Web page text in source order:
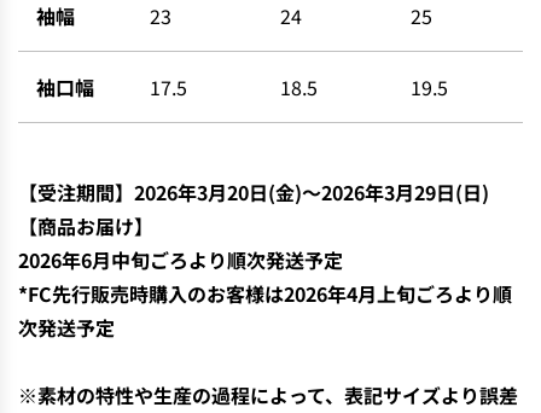
袖幅 23 24 25
袖口幅 17.5 18.5 19.5
【受注期間】2026年3月20日(金)〜2026年3月29日(日)
【商品お届け】
2026年6月中旬ごろより順次発送予定
*FC先行販売時購入のお客様は2026年4月上旬ごろより順
次発送予定
※素材の特性や生産の過程によって、表記サイズより誤差